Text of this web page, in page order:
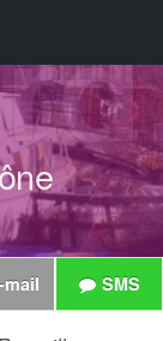
mail SMS